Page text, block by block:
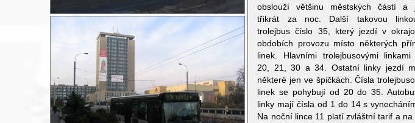
obslouží většinu městských částí a
třikrát za noc. Další takovou
trolejbus číslo 35, který jezdí v
obdobích provozu místo některých
linek. Hlavními trolejbusovými linkami
20, 21, 30 a 34. Ostatní linky jezdí
některé jen ve špičkách. Čísla
linek se pohybují od 20 do 35.
linky mají čísla od 1 do 14 s
Na noční lince 11 platí zvláštní tarif a na